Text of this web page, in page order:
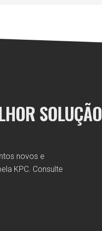
SOLUÇÃO
novos e
KPC. Consulte